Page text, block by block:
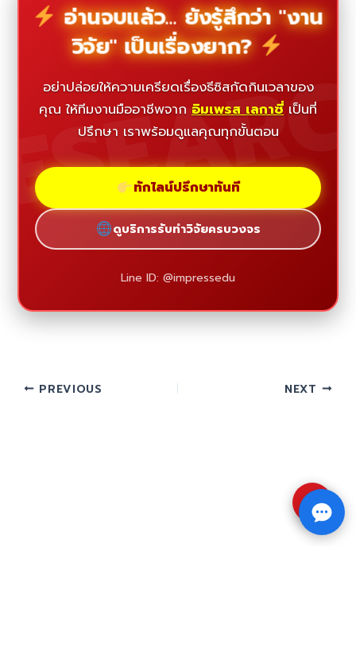
อ่านจบแล้ว... ยังรู้สึกว่า "งาน
วิจัย" เป็นเรื่องยาก?
อย่าปล่อยให้ความเครียดเรื่องธีซิสกัดกินเวลาของ
คุณ ให้ทีมงานมืออาชีพจาก อิมเพรส เลกาซี่ เป็นที่
ปรึกษา เราพร้อมดูแลคุณทุกขั้นตอน
ทักไลน์ปรึกษาทันที
ดูบริการรับทำวิจัยครบวงจร
Line ID: @impressedu
PREVIOUS NEXT
⇧